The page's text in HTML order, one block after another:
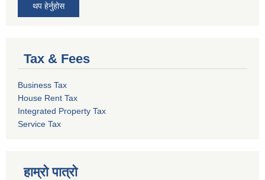
थप हेर्नुहोस
Tax & Fees
Business Tax
House Rent Tax
Integrated Property Tax
Service Tax
हाम्रो पात्रो